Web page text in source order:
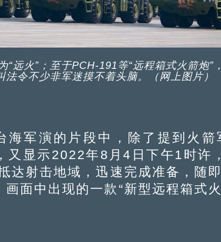
“远火”；至于PCH-191等“远程箱式火箭炮”
法令不少非军迷摸不着头脑。（网上图片）
军演的片段中，除了提到火箭
又显示2022年8月4日下午1时许
达射击地域，迅速完成准备，随
面中出现的一款“新型远程箱式